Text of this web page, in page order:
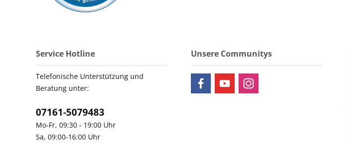
Service Hotline
Telefonische Unterstützung und
Beratung unter:
07161-5079483
Mo-Fr, 09:30 - 19:00 Uhr
Sa, 09:00-16:00 Uhr
Unsere Communitys